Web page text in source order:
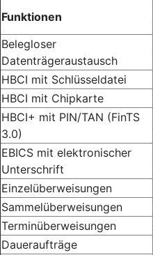
Funktionen
Belegloser
Datenträgeraustausch
HBCI mit Schlüsseldatei
HBCI mit Chipkarte
HBCI+ mit PIN/TAN (FinTS
3.0)
EBICS mit elektronischer
Unterschrift
Einzelüberweisungen
Sammelüberweisungen
Terminüberweisungen
Daueraufträge